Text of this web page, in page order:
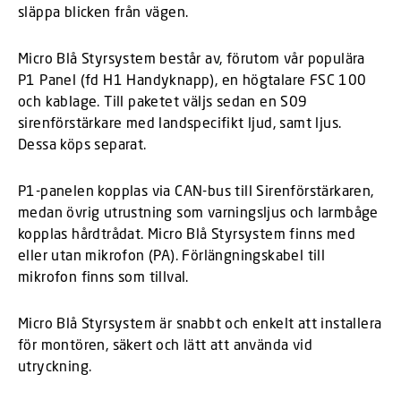
släppa blicken från vägen.
Micro Blå Styrsystem består av, förutom vår populära
P1 Panel (fd H1 Handyknapp), en högtalare FSC 100
och kablage. Till paketet väljs sedan en S09
sirenförstärkare med landspecifikt ljud, samt ljus.
Dessa köps separat.
P1-panelen kopplas via CAN-bus till Sirenförstärkaren,
medan övrig utrustning som varningsljus och larmbåge
kopplas hårdtrådat. Micro Blå Styrsystem finns med
eller utan mikrofon (PA). Förlängningskabel till
mikrofon finns som tillval.
Micro Blå Styrsystem är snabbt och enkelt att installera
för montören, säkert och lätt att använda vid
utryckning.